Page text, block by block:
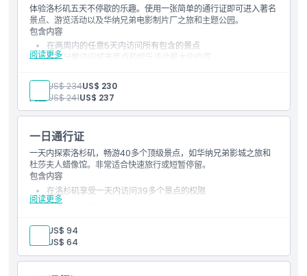
条款与条件
取消政策
体验洛杉矶五天不停歇的乐趣。使用一张简单的通行证即可进入著名
景点、游览活动以及华纳兄弟电影制片厂之旅和主题公园。
阅读更多
包含内容
在两周内的任意5天内访问所有包含的景点
通过分散访问城市亮点和娱乐活动最大化价值
成人: US$ 234US$ 230
儿童:US$ 241US$ 237
一日通行证
一天内探索洛杉矶，畅游40多个顶级景点，如华纳兄弟影城之旅和
杜莎夫人蜡像馆。非常适合快速旅行或短暂停留。
阅读更多
包含内容
在洛杉矶享受一天内访问39多个景点的权限
尽可能在一天内游览包含的多个景点
数字通行证配合手机应用，方便规划和入场
示例景点：
好莱坞杜莎夫人蜡像馆
华纳兄弟影城之旅
成人: US$ 94
儿童: US$ 64